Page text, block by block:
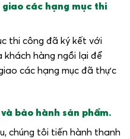
giao các hạng mục thi
thi công đã ký kết với
khách hàng ngồi lại để
các hạng mục đã thực
bảo hành sản phẩm.
chúng tôi tiến hành thanh